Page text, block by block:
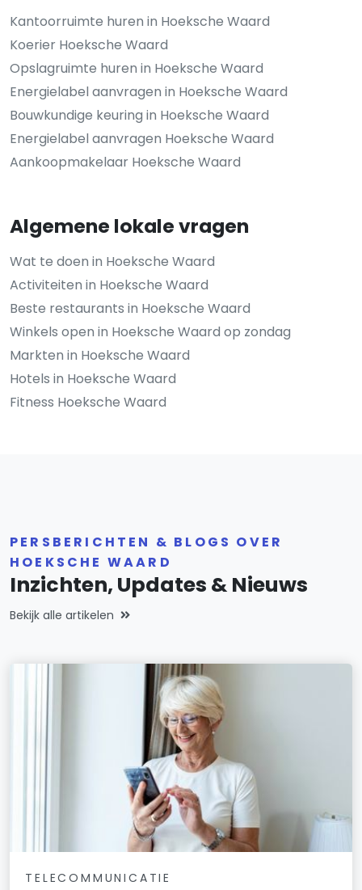
Kantoorruimte huren in Hoeksche Waard
Koerier Hoeksche Waard
Opslagruimte huren in Hoeksche Waard
Energielabel aanvragen in Hoeksche Waard
Bouwkundige keuring in Hoeksche Waard
Energielabel aanvragen Hoeksche Waard
Aankoopmakelaar Hoeksche Waard
Algemene lokale vragen
Wat te doen in Hoeksche Waard
Activiteiten in Hoeksche Waard
Beste restaurants in Hoeksche Waard
Winkels open in Hoeksche Waard op zondag
Markten in Hoeksche Waard
Hotels in Hoeksche Waard
Fitness Hoeksche Waard
PERSBERICHTEN & BLOGS OVER
HOEKSCHE WAARD
Inzichten, Updates & Nieuws
Bekijk alle artikelen
TELECOMMUNICATIE